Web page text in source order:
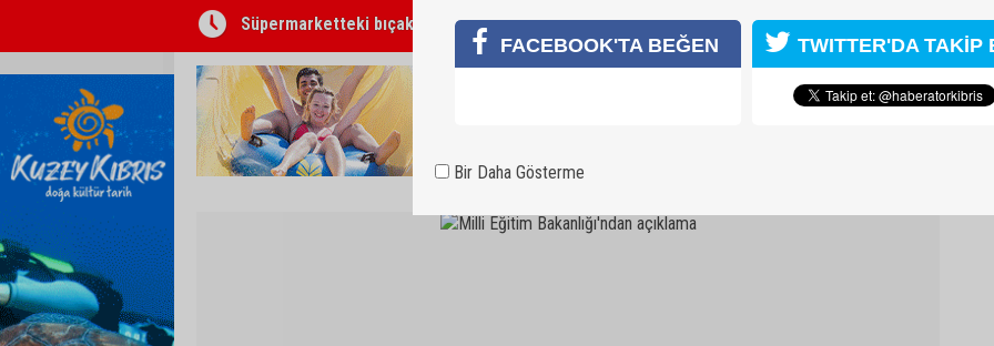
Süpermarketteki bıçaklı saldırının zanlısı 7 gün daha tutuklu kalacak
FACEBOOK'TA BEĞEN TWITTER'DA TAKİP
Bir Daha Gösterme